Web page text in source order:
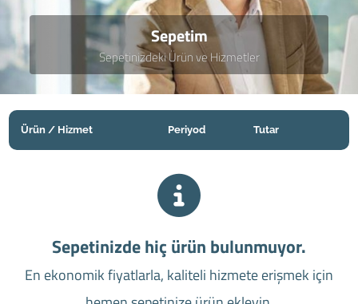
Sepetim
Sepetinizdeki Ürün ve Hizmetler
Ürün / Hizmet Periyod Tutar
Sepetinizde hiç ürün bulunmuyor.
En ekonomik fiyatlarla, kaliteli hizmete erişmek için